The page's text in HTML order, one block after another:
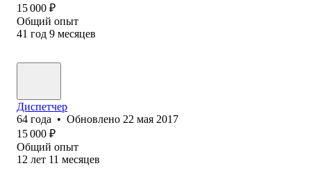
15 000 ₽
Общий опыт
41 год 9 месяцев
Диспетчер
64 года • Обновлено 22 мая 2017
15 000 ₽
Общий опыт
12 лет 11 месяцев